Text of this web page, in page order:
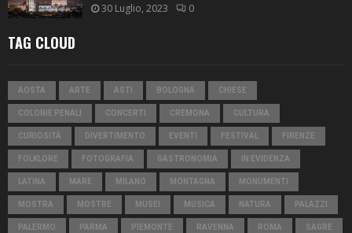
30 Luglio, 2023 0
TAG CLOUD
AOSTA ARTE ASTI BOLOGNA CHIESE
COLONIE PENALI CONCERTI CREMONA CULTURA
CURIOSITÀ DIVERTIMENTO EVENTI FESTIVAL FIRENZE
FOLKLORE FOTOGRAFIA GASTRONOMIA IN EVIDENZA
LATINA MARE MILANO MONTAGNA MONUMENTI
MOSTRA MOSTRE MUSEI MUSICA NATURA PALAZZI
PALERMO PARMA PIEMONTE RAVENNA ROMA SAGRE